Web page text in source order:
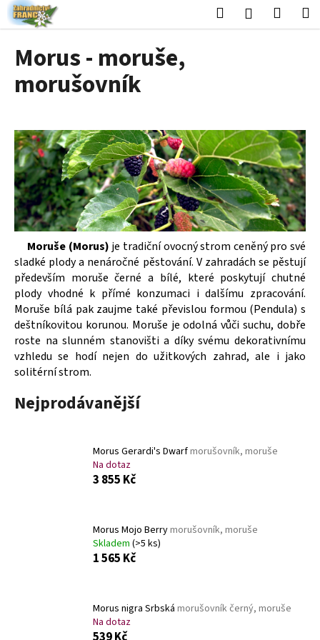
Přejít
na
obsah
HledatPřihlášení
Morus - moruše,
morušovník
Moruše (Morus) je tradiční ovocný strom ceněný pro své
sladké plody a nenáročné pěstování. V zahradách se pěstují
především moruše černé a bílé, které poskytují chutné
plody vhodné k přímé konzumaci i dalšímu zpracování.
Moruše bílá pak zaujme také převislou formou (Pendula) s
deštníkovitou korunou. Moruše je odolná vůči suchu, dobře
roste na slunném stanovišti a díky svému dekorativnímu
vzhledu se hodí nejen do užitkových zahrad, ale i jako
solitérní strom.
Nejprodávanější
Morus Gerardi's Dwarfmorušovník, moruše
Na dotaz
3 855 Kč
Morus Mojo Berrymorušovník, moruše
Skladem (>5 ks)
1 565 Kč
Morus nigra Srbská morušovník černý, moruše
Na dotaz
K
o
C
o
o
t
ř
e
b
u
e
t
e
n
a
j
í
t
?
HLEDAT